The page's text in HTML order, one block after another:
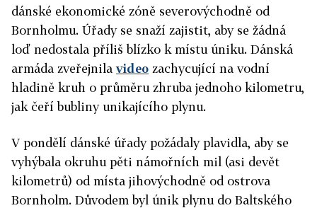
dánské ekonomické zóně severovýchodně od
Bornholmu. Úřady se snaží zajistit, aby se žádná
loď nedostala příliš blízko k místu úniku. Dánská
armáda zveřejnilavideo zachycující na vodní
hladině kruh o průměru zhruba jednoho kilometru,
jak čeří bubliny unikajícího plynu.
V pondělí dánské úřady požádaly plavidla, aby se
vyhýbala okruhu pěti námořních mil (asi devět
kilometrů) od místa jihovýchodně od ostrova
Bornholm. Důvodem byl únik plynu do Baltského